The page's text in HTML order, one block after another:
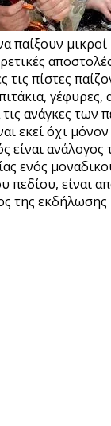
μικροί
τις πίστες
ανάγκες των
εκεί όχι
είναι
ενός
πεδίου, είναι
της